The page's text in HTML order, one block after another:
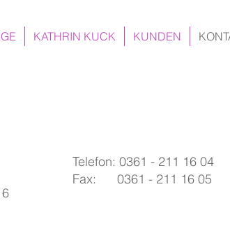
KATHRIN KUCK KUNDEN
Telefon: 0361 - 211 16 04
Fax: 0361 - 211 16 05